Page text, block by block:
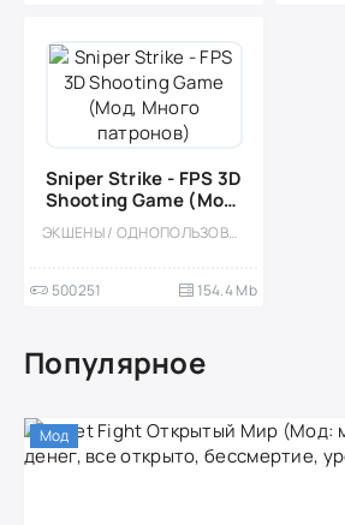
Sniper Strike - FPS 3D
Shooting Game (Мод,
Много патронов) ЭКШЕНЫ / ОДНОПОЛЬЗОВАТЕЛЬСКИЕ / СТИЛИЗАЦИЯ / ОФЛАЙН / 3D / МОД / ВСТРОЕННЫЙ КЕШ
500251 154.4 Mb
Популярное
Мод